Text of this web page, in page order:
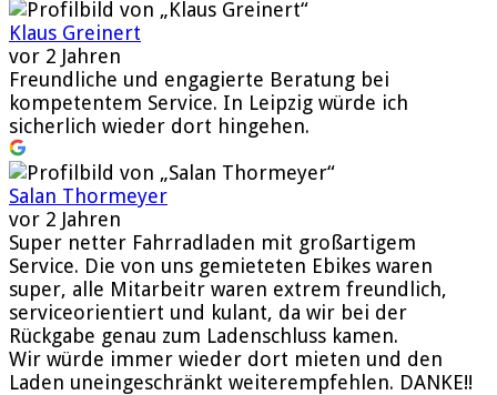
Klaus Greinert
vor 2 Jahren
Freundliche und engagierte Beratung bei
kompetentem Service. In Leipzig würde ich
sicherlich wieder dort hingehen.
Salan Thormeyer
vor 2 Jahren
Super netter Fahrradladen mit großartigem
Service. Die von uns gemieteten Ebikes waren
super, alle Mitarbeitr waren extrem freundlich,
serviceorientiert und kulant, da wir bei der
Rückgabe genau zum Ladenschluss kamen.
Wir würde immer wieder dort mieten und den
Laden uneingeschränkt weiterempfehlen. DANKE!!